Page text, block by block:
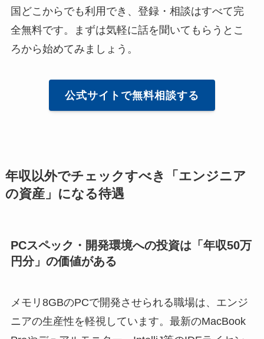
国どこからでも利用でき、登録・相談はすべて完
全無料です。まずは気軽に話を聞いてもらうとこ
ろから始めてみましょう。
公式サイトで無料相談する
年収以外でチェックすべき「エンジニア
の資産」になる待遇
PCスペック・開発環境への投資は「年収50万
円分」の価値がある
メモリ8GBのPCで開発させられる職場は、エンジ
ニアの生産性を軽視しています。最新のMacBook